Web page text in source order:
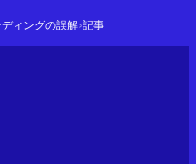
ィングの誤解›記事